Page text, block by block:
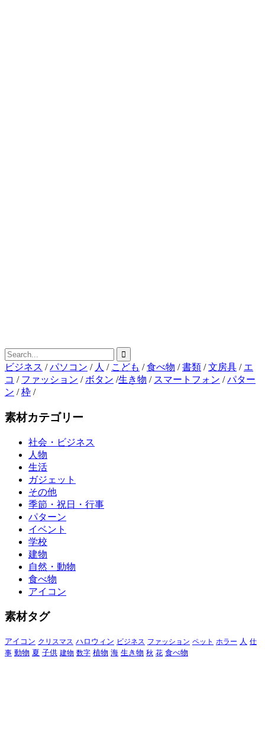
ビジネス /パソコン / 人 / こども /食べ物 /書類 /文房具 / エ
コ / ファッション / ボタン /生き物 / スマートフォン /パター
ン /枠 /
素材カテゴリー
社会・ビジネス
人物
生活
ガジェット
その他
季節・祝日・行事
パターン
イベント
学校
建物
自然・動物
食べ物
アイコン
素材タグ
アイコン クリスマス ハロウィン ビジネス ファッション ペット ホラー 人 仕
事 動物 夏 子供 建物 数字 植物 海 生き物 秋 花 食べ物